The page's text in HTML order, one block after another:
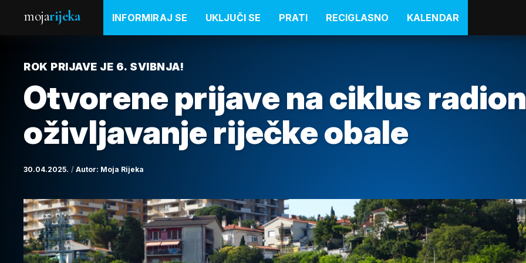
mojarijeka INFORMIRAJ SE UKLJUČI SE PRATI RECIGLASNO KALENDAR
ROK PRIJAVE JE 6. SVIBNJA!
Otvorene prijave na ciklus
oživljavanje riječke obale
30.04.2025. Autor: Moja Rijeka